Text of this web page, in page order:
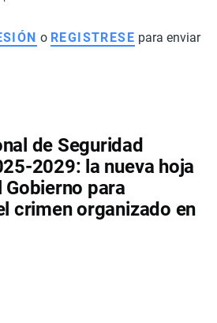
o REGISTRESE para enviar
de Seguridad
2029: la nueva hoja
Gobierno para
crimen organizado en